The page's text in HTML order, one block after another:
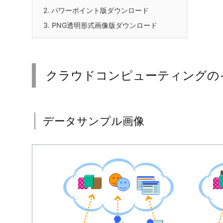
2. パワーポイント版ダウンロード
3. PNG透明形式画像版ダウンロード
クラウドコンピューティング
データサンプル画像